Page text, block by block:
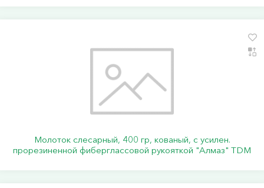
Молоток слесарный, 400 гр, кованый, с усилен.
прорезиненной фиберглассовой рукояткой "Алмаз" TDM